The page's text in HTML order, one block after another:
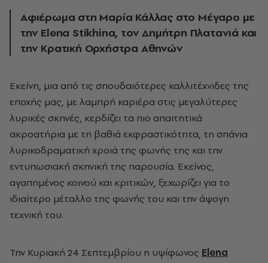
Αφιέρωμα στη Μαρία Κάλλας στο Μέγαρο με
την Elena Stikhina, τον Δημήτρη Πλατανιά και
την Κρατική Ορχήστρα Αθηνών
Εκείνη, μια από τις σπουδαιότερες καλλιτέχνιδες της
εποχής μας, με λαμπρή καριέρα στις μεγαλύτερες
λυρικές σκηνές, κερδίζει τα πιο απαιτητικά
ακροατήρια με τη βαθιά εκφραστικότητα, τη σπάνια
λυρικοδραματική χροιά της φωνής της και την
εντυπωσιακή σκηνική της παρουσία. Εκείνος,
αγαπημένος κοινού και κριτικών, ξεχωρίζει για το
ιδιαίτερο μέταλλο της φωνής του και την άψογη
τεχνική του.
Την Κυριακή 24 Σεπτεμβρίου η υψίφωνος Elena